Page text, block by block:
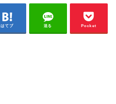
はてブ 送る Pocket